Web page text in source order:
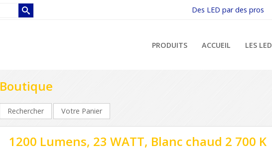
Des LED par des pros
PRODUITS ACCUEIL LES LED
Boutique
Rechercher Votre Panier
1200 Lumens, 23 WATT, Blanc chaud 2 700 K